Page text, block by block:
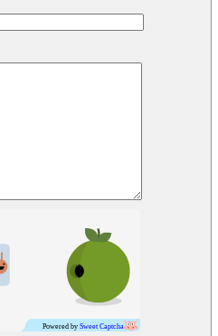
Powered by Sweet Captcha